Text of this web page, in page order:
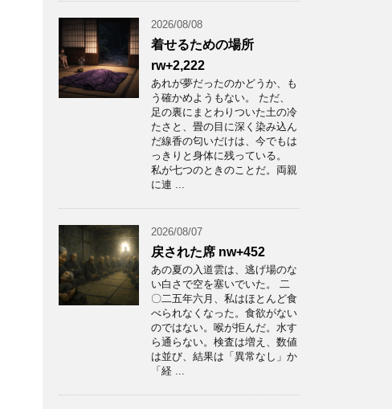
2026/08/08
着せるための場所
rw+2,222
あれが夢だったのかどうか、も
う確かめようもない。 ただ、
足の裏にまとわりついた土の冷
たさと、畳の目に深く染み込ん
だ線香の匂いだけは、今でもは
っきりと身体に残っている。
私が七つのときのことだ。両親
に連 ...
2026/08/07
戻された席 nw+452
あの夏の入道雲は、逃げ場のな
い白さで空を塞いでいた。 二
〇二五年六月、私はほとんど食
べられなくなった。食欲がない
のではない。喉が拒んだ。水す
ら通らない。検査は増え、数値
は並び、結果は「異常なし」か
「経 ...